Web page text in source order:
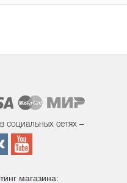
социальных сетях –
магазина: